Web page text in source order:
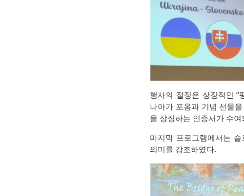
행사의 절정은 상징적인 “
나아가 포옹과 기념 선물
을 상징하는 인증서가 수여
마지막 프로그램에서는
의미를 강조하였다.